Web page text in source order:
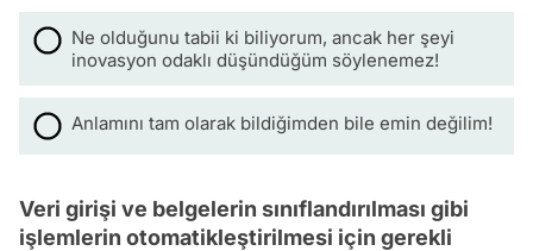
Ne olduğunu tabii ki biliyorum, ancak her şeyi
inovasyon odaklı düşündüğüm söylenemez!
Anlamını tam olarak bildiğimden bile emin değilim!
Veri girişi ve belgelerin sınıflandırılması gibi
işlemlerin otomatikleştirilmesi için gerekli